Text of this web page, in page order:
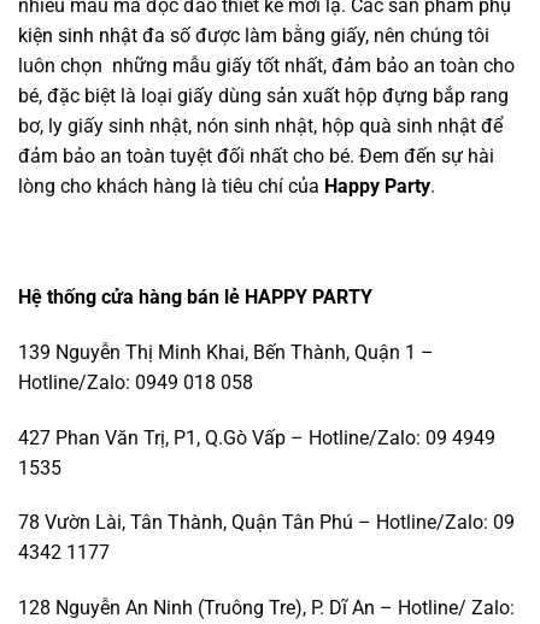
nhiều mẫu mã độc đáo thiết kế mới lạ. Các sản phẩm phụ
kiện sinh nhật đa số được làm bằng giấy, nên chúng tôi
luôn chọn những mẫu giấy tốt nhất, đảm bảo an toàn cho
bé, đặc biệt là loại giấy dùng sản xuất hộp đựng bắp rang
bơ, ly giấy sinh nhật, nón sinh nhật, hộp quà sinh nhật để
đảm bảo an toàn tuyệt đối nhất cho bé. Đem đến sự hài
lòng cho khách hàng là tiêu chí của Happy Party.
Hệ thống cửa hàng bán lẻ HAPPY PARTY
139 Nguyễn Thị Minh Khai, Bến Thành, Quận 1 –
Hotline/Zalo: 0949 018 058
427 Phan Văn Trị, P1, Q.Gò Vấp – Hotline/Zalo: 09 4949
1535
78 Vườn Lài, Tân Thành, Quận Tân Phú – Hotline/Zalo: 09
4342 1177
128 Nguyễn An Ninh (Truông Tre), P. Dĩ An – Hotline/ Zalo: